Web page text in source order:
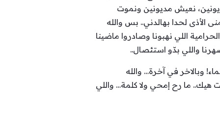
نعيش مديونين ونموت
الأذى لحدا بهالدني.. بس والله
اللي نهبونا وصادروا ماضينا
واللي بدّو استئصال..
وبالاخر في آخرة… والله
ما رح إمحي ولا كلمة… واللي